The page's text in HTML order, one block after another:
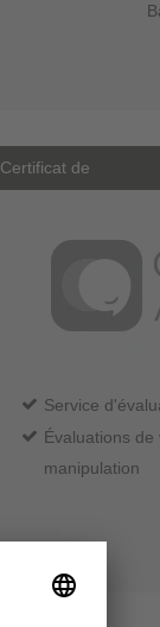
Certificat de
Service
Évaluations de
manipulation